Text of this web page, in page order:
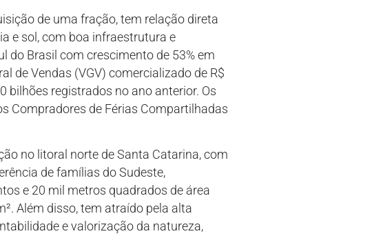
de uma fração, tem relação direta
e sol, com boa infraestrutura e
do Brasil com crescimento de 53% em
de Vendas (VGV) comercializado de R$
bilhões registrados no ano anterior. Os
Compradores de Férias Compartilhadas
no litoral norte de Santa Catarina, com
de famílias do Sudeste,
e 20 mil metros quadrados de área
Além disso, tem atraído pela alta
e valorização da natureza,